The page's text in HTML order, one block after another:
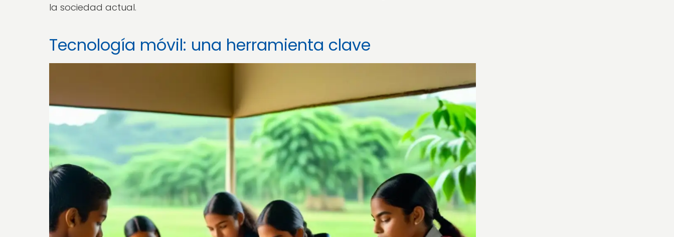
la sociedad actual.
Tecnología móvil: una herramienta clave